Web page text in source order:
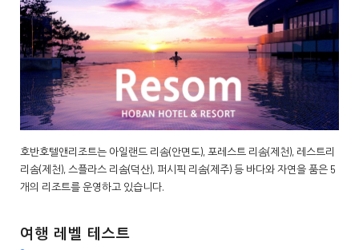
호반호텔앤리조트는 아일랜드 리솜(안면도), 포레스트 리솜(제천), 레스트리
리솜(제천), 스플라스 리솜(덕산), 퍼시픽 리솜(제주) 등 바다와 자연을 품은 5
개의 리조트를 운영하고 있습니다.
여행 레벨 테스트